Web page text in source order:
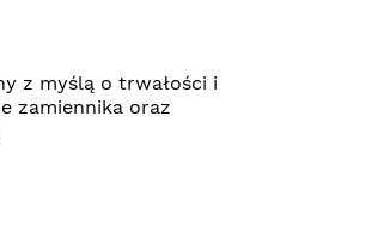
z myślą o trwałości i
zamiennika oraz